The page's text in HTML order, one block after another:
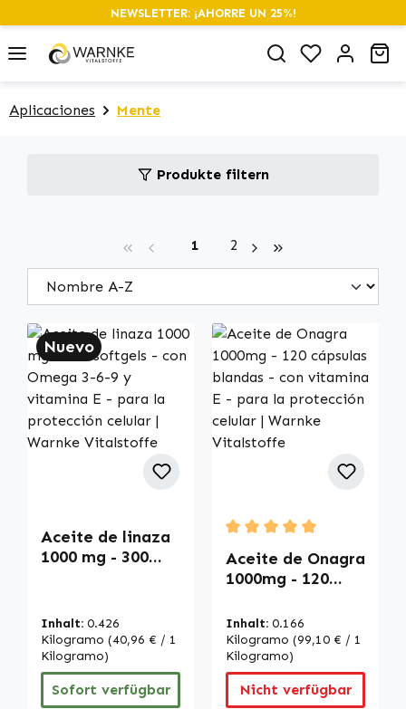
springen
NEWSLETTER: ¡AHORRE UN 25%!
Du hast 0
Aplicaciones Mente
Produkte filtern
Seite
1 Seite
2
Nuevo
Aceite de linaza
1000 mg - 300
vitamina E - para
la protección
celular | Warnke
Vitalstoffe
Inhalt: 0.426
Kilogramo (40,96 € / 1
Kilogramo)
Sofort verfügbar
Durchschnittliche
Aceite de Onagra
1000mg - 120
- con vitamina E -
para la
protección
celular | Warnke
Vitalstoffe
Inhalt: 0.166
Kilogramo (99,10 € / 1
Kilogramo)
Nicht verfügbar